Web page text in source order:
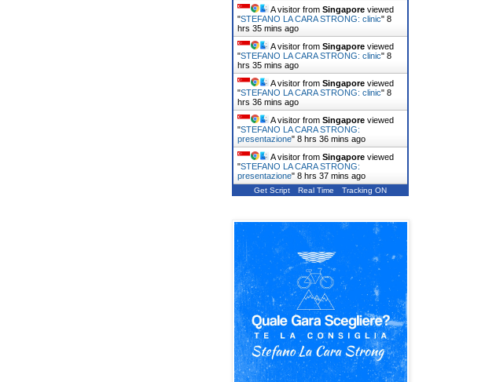
A visitor from Singapore viewed
"STEFANO LA CARA STRONG: clinic" 8
hrs 35 mins ago
A visitor from Singapore viewed
"STEFANO LA CARA STRONG: clinic" 8
hrs 35 mins ago
A visitor from Singapore viewed
"STEFANO LA CARA STRONG: clinic" 8
hrs 36 mins ago
A visitor from Singapore viewed
"STEFANO LA CARA STRONG:
presentazione" 8 hrs 36 mins ago
A visitor from Singapore viewed
"STEFANO LA CARA STRONG:
presentazione" 8 hrs 37 mins ago
Get Script Real Time Tracking ON